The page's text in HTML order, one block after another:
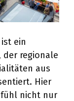
ein
der regionale
aus
Hier
nicht nur